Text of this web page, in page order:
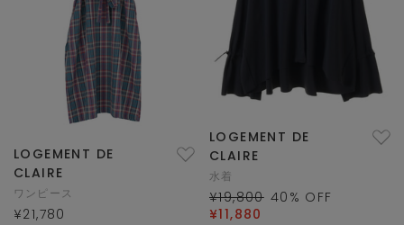
LOGEMENT DE
CLAIRE
ワンピース
¥21,780
LOGEMENT DE
CLAIRE
水着
¥19,800 40 % OFF
¥11,880